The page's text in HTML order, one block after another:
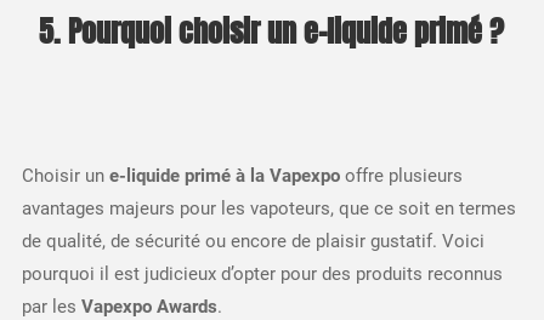
5. Pourquoi choisir un e-liquide primé ?
Choisir un e-liquide primé à la Vapexpooffre plusieurs
avantages majeurs pour les vapoteurs, que ce soit en termes
de qualité, de sécurité ou encore de plaisir gustatif. Voici
pourquoi il est judicieux d’opter pour des produits reconnus
par les Vapexpo Awards.